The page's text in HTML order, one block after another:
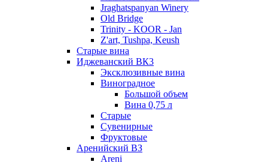
Jraghatspanyan Winery
Old Bridge
Trinity - KOOR - Jan
Z'art, Tushpa, Keush
Старые вина
Иджеванский ВК3
Эксклюзивные вина
Виноградное
Большой объем
Вина 0,75 л
Старые
Сувенирные
Фруктовые
Аренийский ВЗ
Areni